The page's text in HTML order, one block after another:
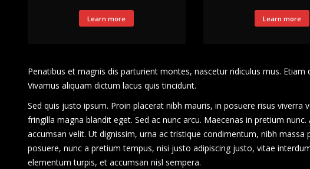
Learn more Learn more
Penatibus et magnis dis parturient montes, nascetur ridiculus mus.
Vivamus aliquam dictum lacus quis tincidunt.
Sed quis justo ipsum. Proin placerat nibh mauris, in posuere risus viverra
fringilla magna blandit eget. Sed ac nunc arcu. Maecenas in pretium
accumsan velit. Ut dignissim, urna ac tristique condimentum, nibh
posuere, nunc a pretium tempus, nisi justo adipiscing justo, vitae
elementum turpis, et accumsan nisl sempera.